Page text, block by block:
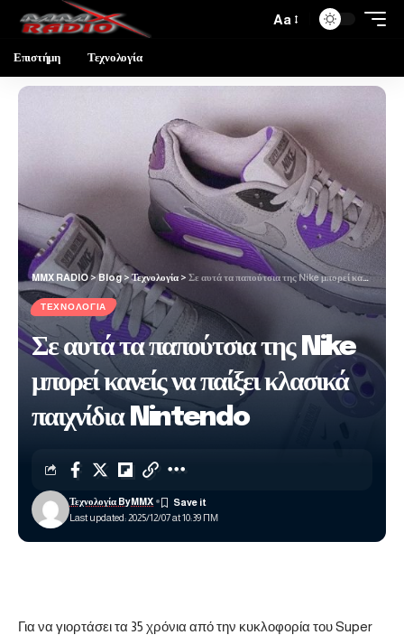
Aa
Επιστήμη Τεχνολογία
MMX RADIO>Blog>Τεχνολογία > Σε αυτά τα παπούτσια της Nike μπορεί κανείς να παίξει κλασικά παιχνίδια Nintendo
ΤΕΧΝΟΛΟΓΊΑ
Σε αυτά τα παπούτσια της Nike
μπορεί κανείς να παίξει κλασικά
παιχνίδια Nintendo
Last updated: 2025/12/07 at 10:39 ΠΜ
Τεχνολογία ByMMX
Για να γιορτάσει τα 35 χρόνια από την κυκλοφορία του Super